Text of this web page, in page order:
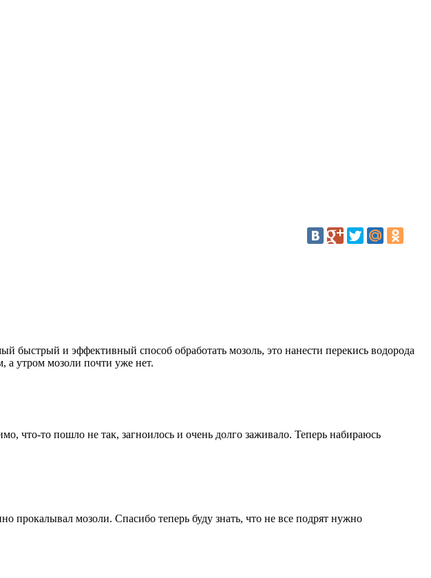
быстрый и эффективный способ обработать мозоль, это нанести перекись водорода
а утром мозоли почти уже нет.
что-то пошло не так, загноилось и очень долго заживало. Теперь набираюсь
прокалывал мозоли. Спасибо теперь буду знать, что не все подрят нужно